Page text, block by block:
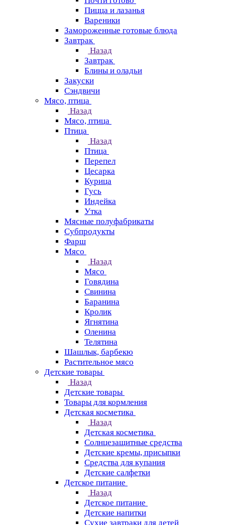
Пицца и лазанья
Вареники
Замороженные готовые блюда
Завтрак
Назад
Завтрак
Блины и оладьи
Закуски
Сэндвичи
Мясо, птица
Назад
Мясо, птица
Птица
Назад
Птица
Перепел
Цесарка
Курица
Гусь
Индейка
Утка
Мясные полуфабрикаты
Субпродукты
Фарш
Мясо
Назад
Мясо
Говядина
Свинина
Баранина
Кролик
Ягнятина
Оленина
Телятина
Шашлык, барбекю
Растительное мясо
Детские товары
Назад
Детские товары
Товары для кормления
Детская косметика
Назад
Детская косметика
Солнцезащитные средства
Детские кремы, присыпки
Средства для купания
Детские салфетки
Детское питание
Назад
Детское питание
Детские напитки
Сухие завтраки для детей